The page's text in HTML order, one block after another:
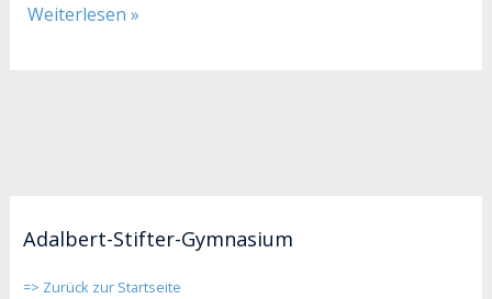
Adalbert-Stifter-Gymnasium
=> Zurück zur Startseite
Weiterlesen »